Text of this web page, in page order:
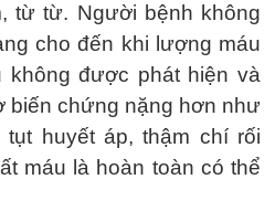
từ từ. Người bệnh không
cho đến khi lượng máu
không được phát hiện và
biến chứng nặng hơn như
huyết áp, thậm chí rối
máu là hoàn toàn có thể